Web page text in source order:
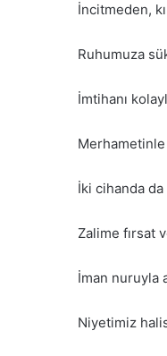
İncitmeden,
Ruhumuza
İmtihanı
Merhametinle
İki cihanda
Zalime fırsat
İman nuruyla
Niyetimiz